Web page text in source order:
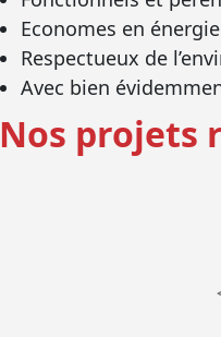
Economes en énergie
Respectueux de
Avec bien
Nos projets